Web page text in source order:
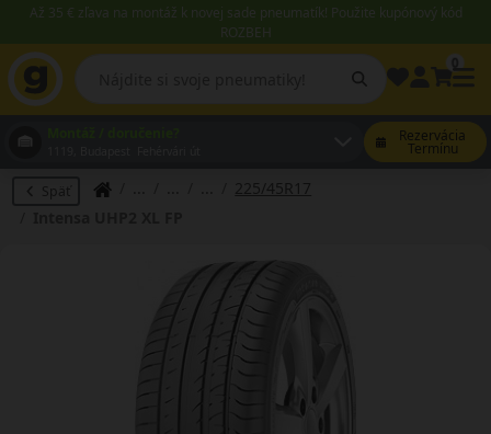
Až 35 € zľava na montáž k novej sade pneumatík! Použite kupónový kód
ROZBEH
Rezervácia
Termínu
Späť
225/45R17